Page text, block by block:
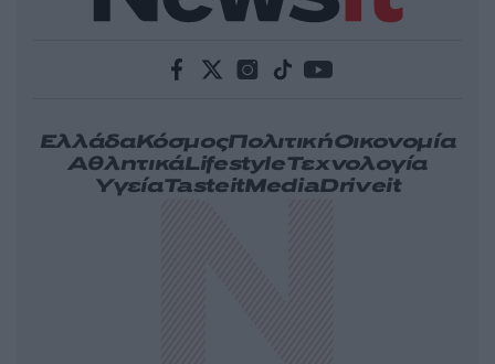
ΕλλάδαΚόσμοςΠολιτικήΟικονομία
ΑθλητικάLifestyleΤεχνολογία
ΥγείαTasteitMediaDriveit